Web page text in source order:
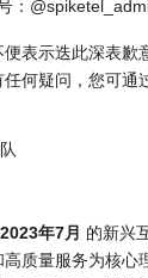
：
表示迭此深表歉
何疑问， 您可通
2023年7月 的新兴
质量服务为核心